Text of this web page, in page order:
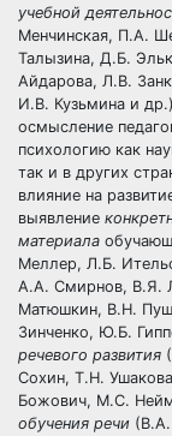
учебной
Менчинская, П.А.
Талызина, Д.Б.
Айдарова, Л.В.
И.В. Кузьмина и
осмысление
психологию как
так и в других
влияние на
выявление
материала
Меллер, Л.Б.
А.А. Смирнов, В.Я.
Матюшкин, В.Н.
Зинченко, Ю.Б.
речевого развития
Сохин, Т.Н.
Божович, М.С.
обучения речи